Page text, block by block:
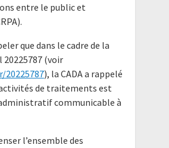
entre le public et
que dans le cadre de la
20225787 (voir
20225787), la CADA a rappelé
de traitements est
communicable à
l’ensemble des